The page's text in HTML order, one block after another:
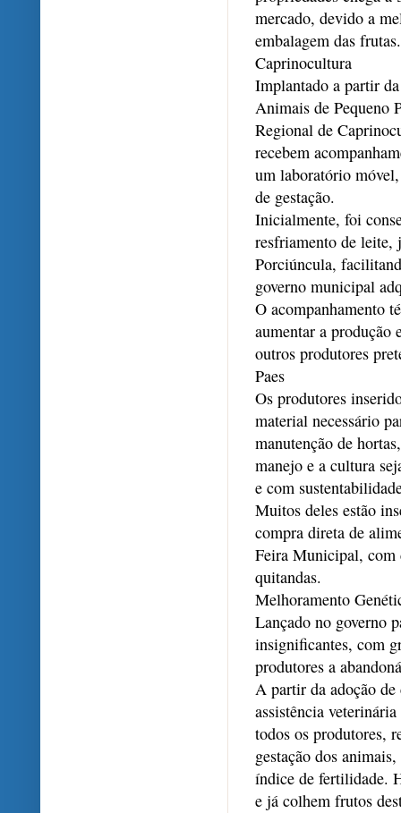
mercado, devido a
embalagem das frutas.
Caprinocultura
Implantado a partir
Animais de Pequeno
Regional de
recebem
um laboratório
de gestação.
Inicialmente, foi
resfriamento de leite,
Porciúncula,
governo municipal
O acompanhamento
aumentar a produção
outros produtores
Paes
Os produtores
material necessário
manutenção de
manejo e a cultura
e com
Muitos deles estão
compra direta de
Feira Municipal, com
quitandas.
Melhoramento
Lançado no governo
insignificantes, com
produtores a
A partir da adoção de
assistência
todos os produtores,
gestação dos
índice de fertilidade.
e já colhem frutos